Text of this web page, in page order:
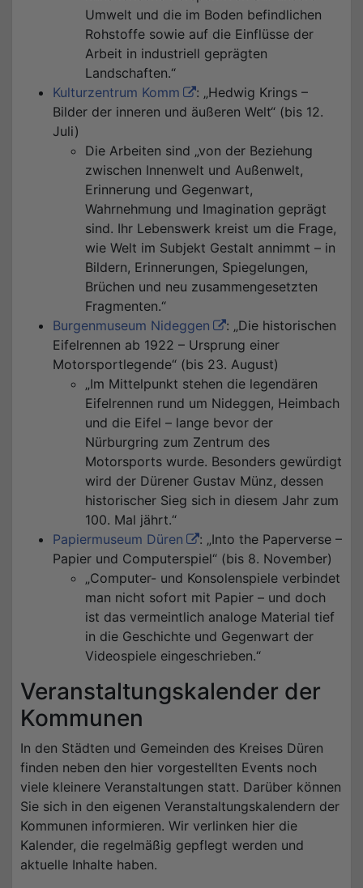
Umwelt und die im Boden befindlichen
Rohstoffe sowie auf die Einflüsse der
Arbeit in industriell geprägten
Landschaften.“
Kulturzentrum Komm
: „Hedwig Krings –
Bilder der inneren und äußeren Welt“ (bis 12.
Juli)
Die Arbeiten sind „von der Beziehung
zwischen Innenwelt und Außenwelt,
Erinnerung und Gegenwart,
Wahrnehmung und Imagination geprägt
sind. Ihr Lebenswerk kreist um die Frage,
wie Welt im Subjekt Gestalt annimmt – in
Bildern, Erinnerungen, Spiegelungen,
Brüchen und neu zusammengesetzten
Fragmenten.“
Burgenmuseum Nideggen
: „Die historischen
Eifelrennen ab 1922 – Ursprung einer
Motorsportlegende“ (bis 23. August)
„Im Mittelpunkt stehen die legendären
Eifelrennen rund um Nideggen, Heimbach
und die Eifel – lange bevor der
Nürburgring zum Zentrum des
Motorsports wurde. Besonders gewürdigt
wird der Dürener Gustav Münz, dessen
historischer Sieg sich in diesem Jahr zum
100. Mal jährt.“
Papiermuseum Düren
: „Into the Paperverse –
Papier und Computerspiel“ (bis 8. November)
„Computer- und Konsolenspiele verbindet
man nicht sofort mit Papier – und doch
ist das vermeintlich analoge Material tief
in die Geschichte und Gegenwart der
Videospiele eingeschrieben.“
Veranstaltungskalender der
Kommunen
In den Städten und Gemeinden des Kreises Düren
finden neben den hier vorgestellten Events noch
viele kleinere Veranstaltungen statt. Darüber können
Sie sich in den eigenen Veranstaltungskalendern der
Kommunen informieren. Wir verlinken hier die
Kalender, die regelmäßig gepflegt werden und
aktuelle Inhalte haben.